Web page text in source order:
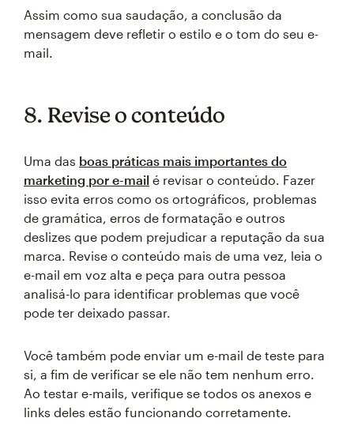
Assim como sua saudação, a conclusão da
mensagem deve refletir o estilo e o tom do seu e-
mail.
8. Revise o conteúdo
Uma das boas práticas mais importantes do
marketing por e-mail é revisar o conteúdo. Fazer
isso evita erros como os ortográficos, problemas
de gramática, erros de formatação e outros
deslizes que podem prejudicar a reputação da sua
marca. Revise o conteúdo mais de uma vez, leia o
e-mail em voz alta e peça para outra pessoa
analisá-lo para identificar problemas que você
pode ter deixado passar.
Você também pode enviar um e-mail de teste para
si, a fim de verificar se ele não tem nenhum erro.
Ao testar e-mails, verifique se todos os anexos e
links deles estão funcionando corretamente.